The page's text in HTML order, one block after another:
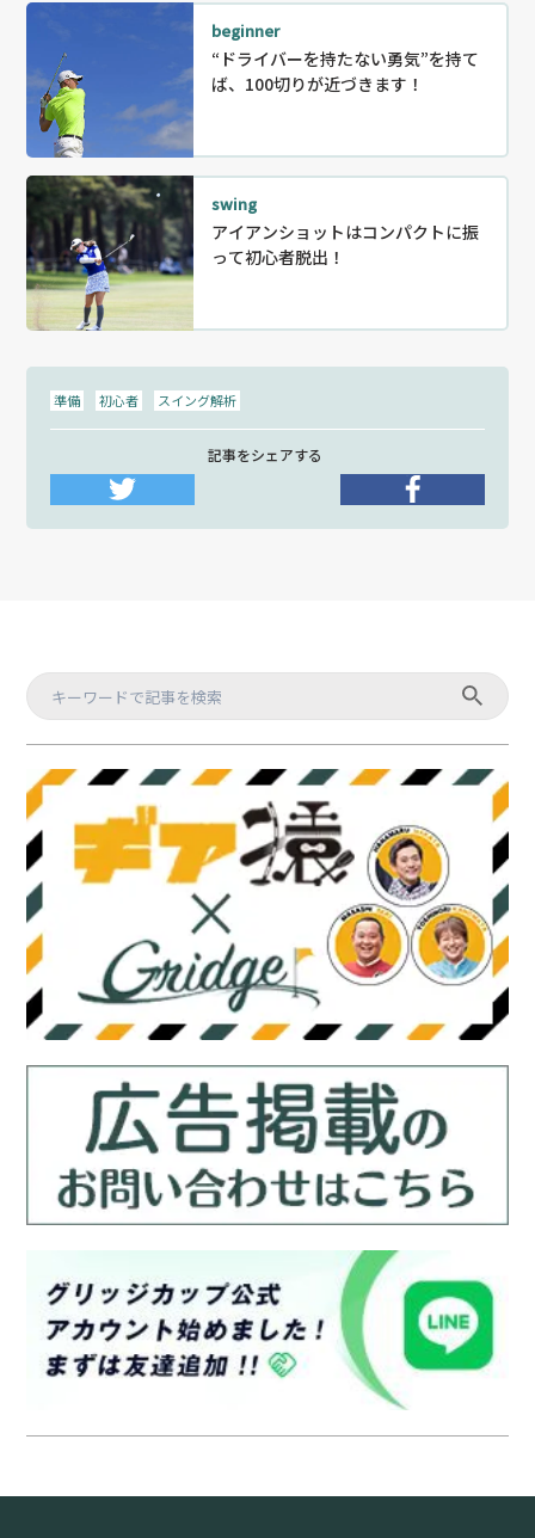
beginner
“ドライバーを持たない勇気”を持て
ば、100切りが近づきます！
swing
アイアンショットはコンパクトに振
って初心者脱出！
準備 初心者 スイング解析
記事をシェアする